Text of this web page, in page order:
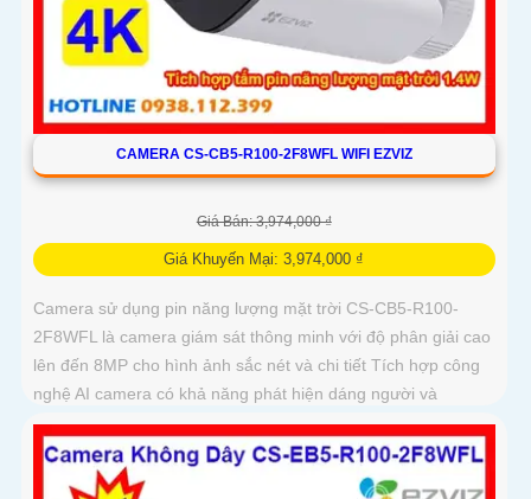
CAMERA CS-CB5-R100-2F8WFL WIFI EZVIZ
Giá Bán: 3,974,000 ₫
Giá Khuyến Mại: 3,974,000 ₫
Camera sử dụng pin năng lượng mặt trời CS-CB5-R100-
2F8WFL là camera giám sát thông minh với độ phân giải cao
lên đến 8MP cho hình ảnh sắc nét và chi tiết Tích hợp công
nghệ AI camera có khả năng phát hiện dáng người và
phương tiện báo động khi phát hiện xâm nhập Thiết kế bền
bỉ chống nước IP65 phù hợp lắp đặt trong mọi điều kiện thời
tiết. Camera An Ninh CS-CB5-R100-2F8WFL có khả năng còi